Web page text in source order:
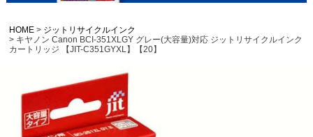
HOME
ジットリサイクルインク
キヤノン Canon BCI-351XLGY グレー(大容量)対応 ジットリサイクルインク
カートリッジ 【JIT-C351GYXL】【20】